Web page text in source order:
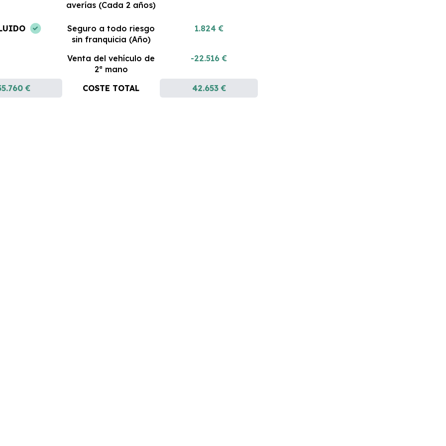
averías (Cada 2 años)
Seguro a todo riesgo
sin franquicia (Año)
1.824 €
Venta del vehículo de
2ª mano
-22.516 €
€ COSTE TOTAL 42.653 €